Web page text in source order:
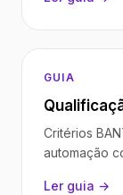
GUIA
Critérios
automação
Ler guia →